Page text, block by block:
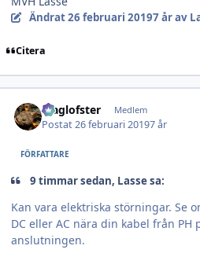
Ändrat26 februari 20197 årav
Citera
Maglofster Medlem
Postat26 februari 20197 år
FÖRFATTARE
9 timmar sedan, Lasse sa:
Kan vara elektriska störningar. Se
DC eller AC nära din kabel från PH
anslutningen.